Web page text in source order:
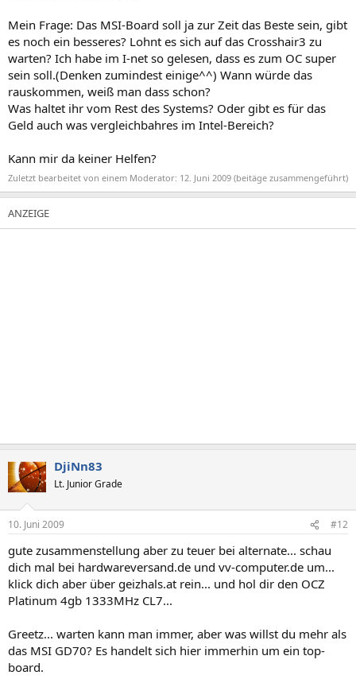
Mein Frage: Das MSI-Board soll ja zur Zeit das Beste sein, gibt
es noch ein besseres? Lohnt es sich auf das Crosshair3 zu
warten? Ich habe im I-net so gelesen, dass es zum OC super
sein soll.(Denken zumindest einige^^) Wann würde das
rauskommen, weiß man dass schon?
Was haltet ihr vom Rest des Systems? Oder gibt es für das
Geld auch was vergleichbahres im Intel-Bereich?
Kann mir da keiner Helfen?
Zuletzt bearbeitet von einem Moderator: 12. Juni 2009 (beitäge zusammengeführt)
DjiNn83
Lt. Junior Grade
10. Juni 2009 #12
gute zusammenstellung aber zu teuer bei alternate... schau
dich mal bei hardwareversand.de und vv-computer.de um...
klick dich aber über geizhals.at rein... und hol dir den OCZ
Platinum 4gb 1333MHz CL7...
Greetz... warten kann man immer, aber was willst du mehr als
das MSI GD70? Es handelt sich hier immerhin um ein top-
board.